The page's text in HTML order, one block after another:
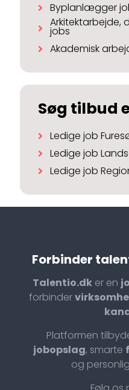
Byplanlægger
jobs
Akademisk
Søg tilbud
Ledige job
Ledige job
Ledige job
Forbinder
Talentio.dker en
forbinder
Platformen
jobopslag, smarte
og